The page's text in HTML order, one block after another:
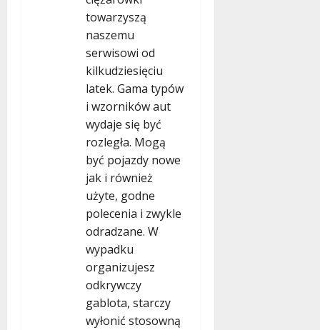
towarzyszą
naszemu
serwisowi od
kilkudziesięciu
latek. Gama typów
i wzorników aut
wydaje się być
rozległa. Mogą
być pojazdy nowe
jak i również
użyte, godne
polecenia i zwykle
odradzane. W
wypadku
organizujesz
odkrywczy
gablota, starczy
wyłonić stosowną